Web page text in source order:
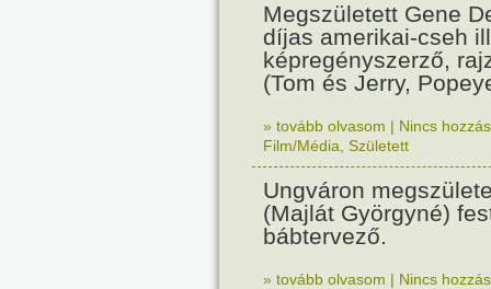
Megszületett Gene
díjas amerikai-cseh
képregényszerző,
(Tom és Jerry,
» tovább olvasom | Nincs
Film/Média Született
Ungváron
(Majlát Györgyné)
bábtervező.
» tovább olvasom | Nincs